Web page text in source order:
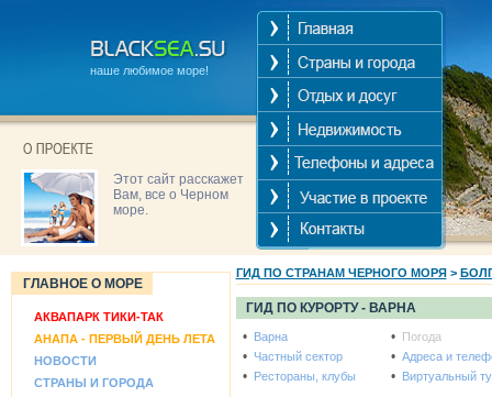
наше любимое море!
Этот сайт расскажет
Вам, все о Черном
море.
ГЛАВНОЕ О МОРЕ
АКВАПАРК ТИКИ-ТАК
АНАПА - ПЕРВЫЙ ДЕНЬ ЛЕТА
НОВОСТИ
СТРАНЫ И ГОРОДА
ГИД ПО СТРАНАМ ЧЕРНОГО МОРЯ>
ГИД ПО КУРОРТУ - ВАРНА
• Варна • Погода
• Частный сектор • Адреса и
• Рестораны, клубы • Виртуальный